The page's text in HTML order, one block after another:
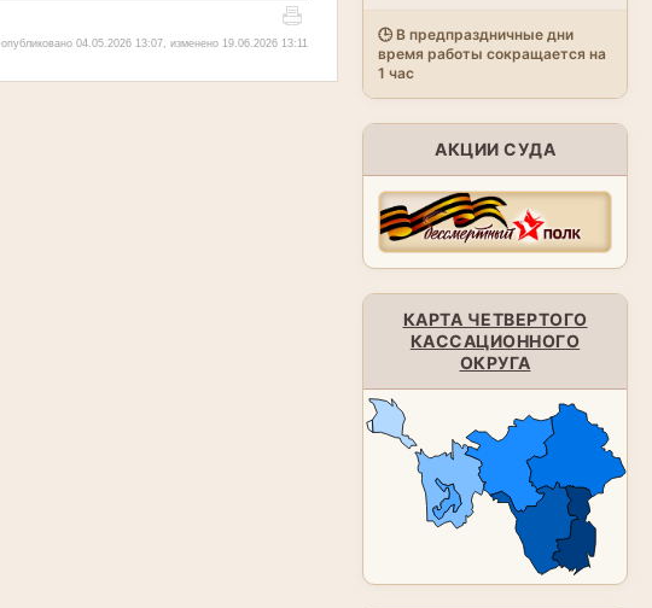
🕒 В предпраздничные дни
время работы сокращается на
1 час
АКЦИИ СУДА
КАРТА ЧЕТВЕРТОГО
КАССАЦИОННОГО
ОКРУГА
опубликовано 04.05.2026 13:07, изменено 19.06.2026 13:11